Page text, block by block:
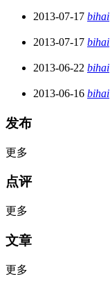
2013-07-17 bihai
2013-07-17 bihai
2013-06-22 bihai
2013-06-16 bihai
发布
更多
点评
更多
文章
更多